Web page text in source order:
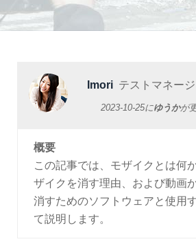
お問い合
Imori テストマネー
2023-10-25にゆうかが
概要
この記事では、モザイクとは何
ザイクを消す理由、および動画
消すためのソフトウェアと使用
て説明します。